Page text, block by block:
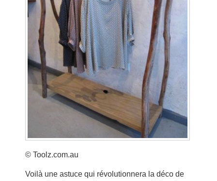
© Toolz.com.au
Voilà une astuce qui révolutionnera la déco de